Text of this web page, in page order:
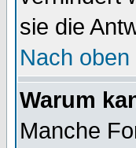
sie die
Nach oben
Warum
Manche